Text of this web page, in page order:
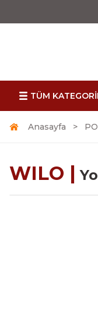
TÜM
Anasayfa
WILO |